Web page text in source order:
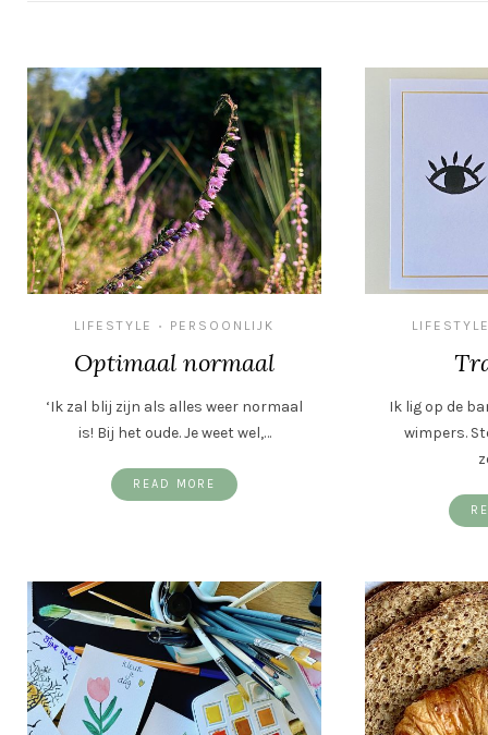
LIFESTYLE • PERSOONLIJK
Optimaal normaal
‘Ik zal blij zijn als alles weer normaal
is! Bij het oude. Je weet wel,…
READ MORE
Ik lig op de
wimpers.